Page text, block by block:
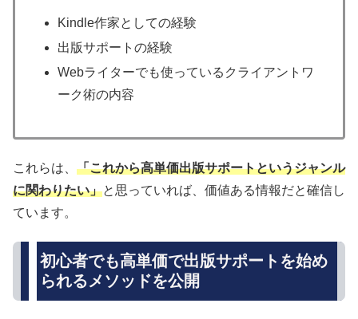
Kindle作家としての経験
出版サポートの経験
Webライターでも使っているクライアントワ
ーク術の内容
これらは、 「これから高単価出版サポートというジャンル
に関わりたい」と思っていれば、価値ある情報だと確信し
ています。
初心者でも高単価で出版サポートを始め
られるメソッドを公開